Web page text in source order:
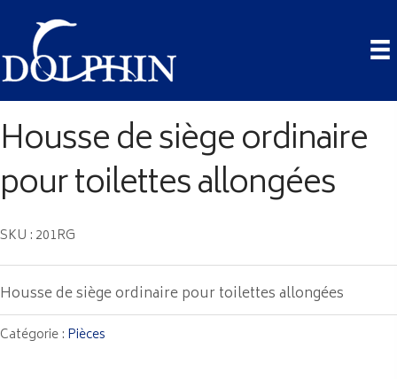
Housse de siège ordinaire
pour toilettes allongées
SKU : 201RG
Housse de siège ordinaire pour toilettes allongées
Catégorie : Pièces